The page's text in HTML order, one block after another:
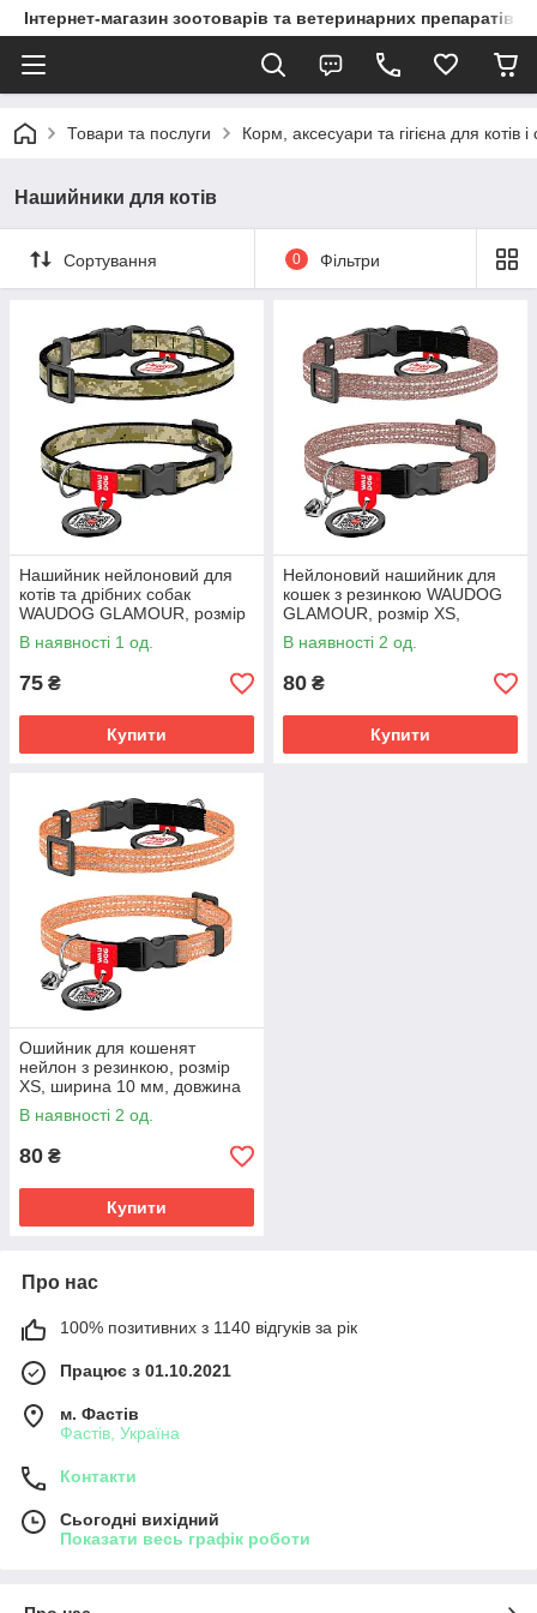
Інтернет-магазин зоотоварів та ветеринарних препаратів
Товари та послуги Корм, аксесуари та гігієна для котів і
Нашийники для котів
Сортування 0 Фільтри
Нашийник нейлоновий для
котів та дрібних собак
WAUDOG GLAMOUR, розмір
XS, ширина 10мм, довжина
20-30см, мілітарі
В наявності 1 од.
75 ₴
Купити
Нейлоновий нашийник для
кошек з резинкою WAUDOG
GLAMOUR, розмір XS,
ширина 10мм довжина 20-
30см, коричневий
В наявності 2 од.
80 ₴
Купити
Ошийник для кошенят
нейлон з резинкою, розмір
XS, ширина 10 мм, довжина
20-30 см, помаранчевого
кольору WAUDOG GLAMOUR
В наявності 2 од.
80 ₴
Купити
Про нас
100% позитивних з 1140 відгуків за рік
Працює з 01.10.2021
м. Фастів
Фастів, Україна
Контакти
Сьогодні вихідний
Показати весь графік роботи